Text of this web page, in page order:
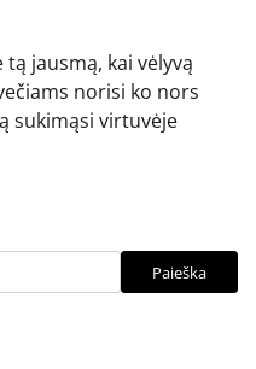
jausmą, kai vėlyvą
norisi ko nors
sukimąsi virtuvėje
Paieška